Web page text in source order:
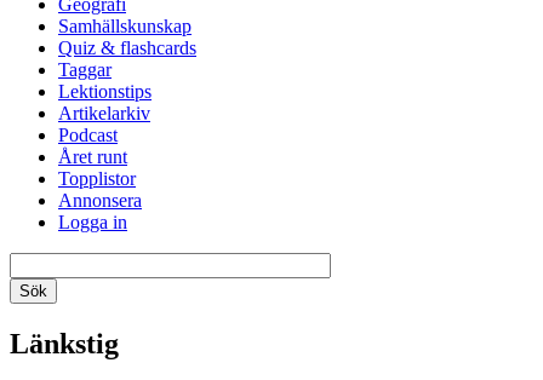
Geografi
Samhällskunskap
Quiz & flashcards
Taggar
Lektionstips
Artikelarkiv
Podcast
Året runt
Topplistor
Annonsera
Logga in
Länkstig